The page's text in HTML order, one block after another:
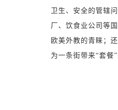
卫生、安全的管辖
厂、饮食业公司等
欧美外教的青睐；
为一条街带来“套餐